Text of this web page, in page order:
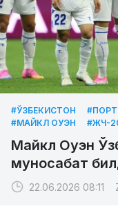
#ЎЗБЕКИСТОН
#МАЙКЛ ОУЭН
#ЖЧ-
Майкл Оуэн
муносабат
22.06.2026 08:11